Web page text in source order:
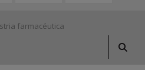
farmacéutica